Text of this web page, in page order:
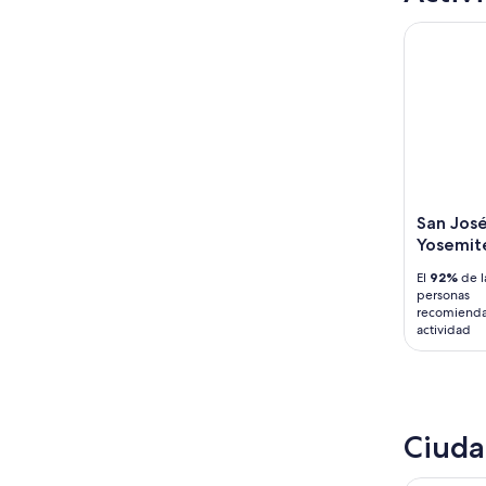
San
El 92% de
personas
actividad
San